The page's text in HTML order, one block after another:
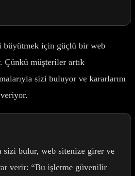
büyütmek için güçlü bir web
Çünkü müşteriler artık
sizi buluyor ve kararlarını
sizi bulur, web sitenize girer ve
verir: “Bu işletme güvenilir